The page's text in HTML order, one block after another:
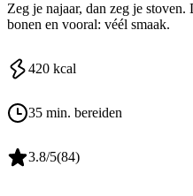
Zeg je najaar, dan zeg je
bonen en vooral: véél smaak.
420 kcal
35 min. bereiden
3.8/5(84)